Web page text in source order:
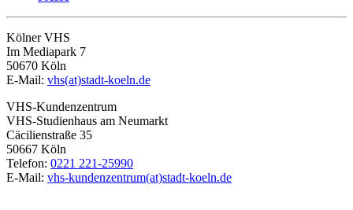
Kölner VHS
Im Mediapark 7
50670 Köln
E-Mail: vhs(at)stadt-koeln.de
VHS-Kundenzentrum
VHS-Studienhaus am Neumarkt
Cäcilienstraße 35
50667 Köln
Telefon: 0221 221-25990
E-Mail: vhs-kundenzentrum(at)stadt-koeln.de